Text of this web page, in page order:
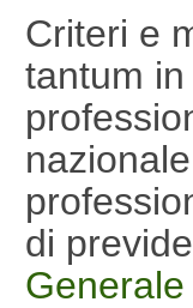
Criteri e
tantum
di